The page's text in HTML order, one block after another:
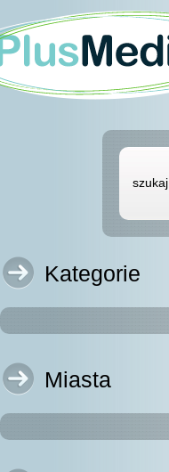
szukaj
Kategorie
Miasta